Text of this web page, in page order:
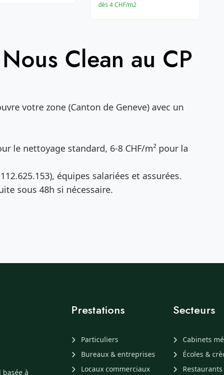
dès 4 CHF/m2
Clean au CP
votre zone (Canton de Geneve) avec un
le nettoyage standard, 6-8 CHF/m² pour la
112.625.153), équipes salariées et assurées.
sous 48h si nécessaire.
à
Prestations
Particuliers
Bureaux & entreprises
Locaux commerciaux
Secteurs
Cabinets
Écoles &
Restaurants